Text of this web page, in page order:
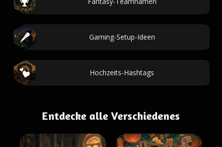
Gaming-Setup-Ideen
Hochzeits-Hashtags
Entdecke alle Verschiedenes